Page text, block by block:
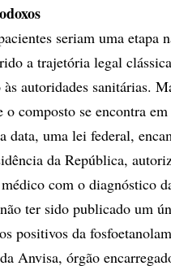
seriam uma
a trajetória legal
autoridades sanitárias.
o composto se encontra
data, uma lei federal,
da República,
com o diagnóstico
ter sido publicado um
positivos da
Anvisa, órgão